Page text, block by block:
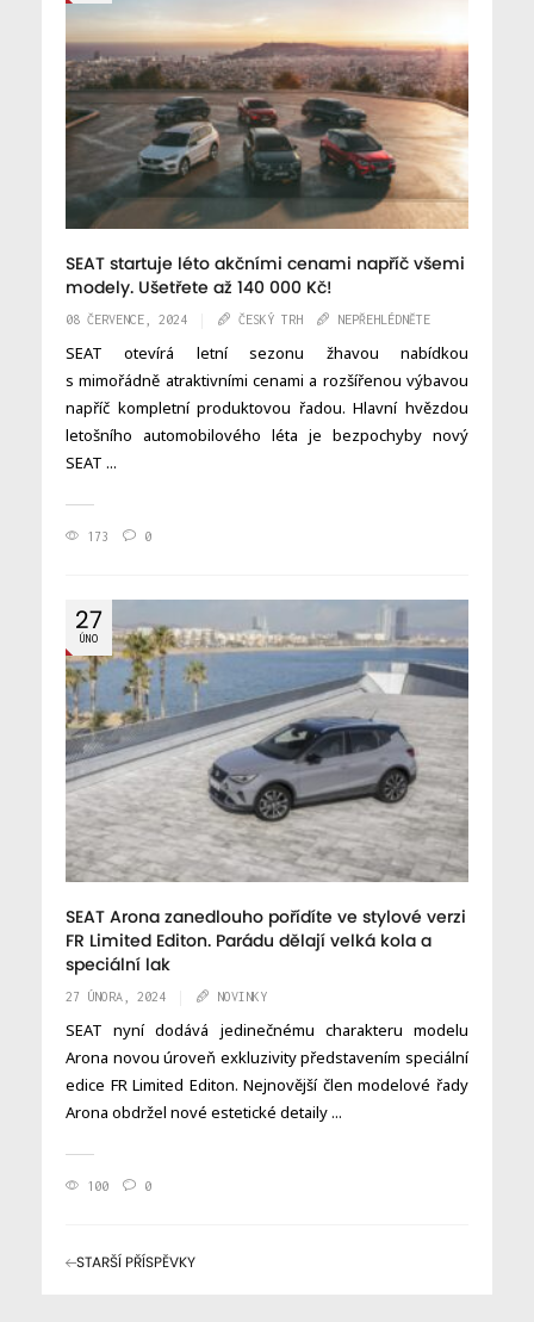
SEAT startuje léto akčními cenami napříč všemi
modely. Ušetřete až 140 000 Kč!
08 ČERVENCE, 2024 ČESKÝ TRH NEPŘEHLÉDNĚTE
SEAT otevírá letní sezonu žhavou nabídkou
s mimořádně atraktivními cenami a rozšířenou výbavou
napříč kompletní produktovou řadou. Hlavní hvězdou
letošního automobilového léta je bezpochyby nový
SEAT ...
173 0
27
ÚNO
SEAT Arona zanedlouho pořídíte ve stylové verzi
FR Limited Editon. Parádu dělají velká kola a
speciální lak
27 ÚNORA, 2024 NOVINKY
SEAT nyní dodává jedinečnému charakteru modelu
Arona novou úroveň exkluzivity představením speciální
edice FR Limited Editon. Nejnovější člen modelové řady
Arona obdržel nové estetické detaily ...
100 0
STARŠÍ PŘÍSPĚVKY